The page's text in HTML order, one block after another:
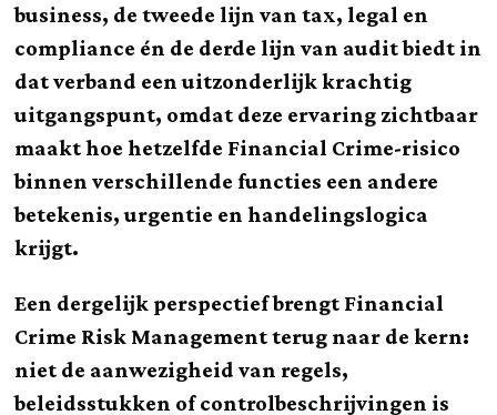
business, de tweede lijn van tax, legal en
compliance én de derde lijn van audit biedt in
dat verband een uitzonderlijk krachtig
uitgangspunt, omdat deze ervaring zichtbaar
maakt hoe hetzelfde Financial Crime-risico
binnen verschillende functies een andere
betekenis, urgentie en handelingslogica
krijgt.
Een dergelijk perspectief brengt Financial
Crime Risk Management terug naar de kern:
niet de aanwezigheid van regels,
beleidsstukken of controlbeschrijvingen is